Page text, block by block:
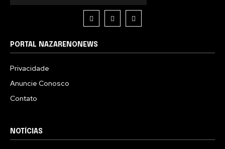
PORTAL NAZARENONEWS
Privacidade
Anuncie Conosco
Contato
NOTÍCIAS